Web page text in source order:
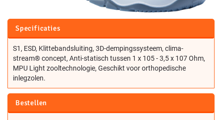
Specificaties
S1, ESD, Klittebandsluiting, 3D-dempingssysteem, clima-
stream® concept, Anti-statisch tussen 1 x 105 - 3,5 x 107 Ohm,
MPU Light zooltechnologie, Geschikt voor orthopedische
inlegzolen.
Bestellen